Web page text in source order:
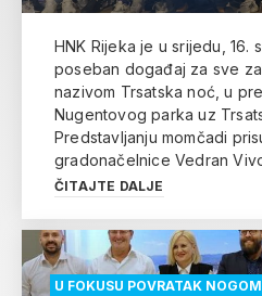
HNK Rijeka je u srijedu, 16.
poseban događaj za sve
nazivom Trsatska noć, u
Nugentovog parka uz
Predstavljanju momčadi
gradonačelnice Vedran
ČITAJTE DALJE
U FOKUSU POVRATAK